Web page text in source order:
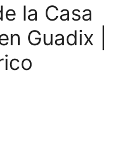
la Casa
Guadix |